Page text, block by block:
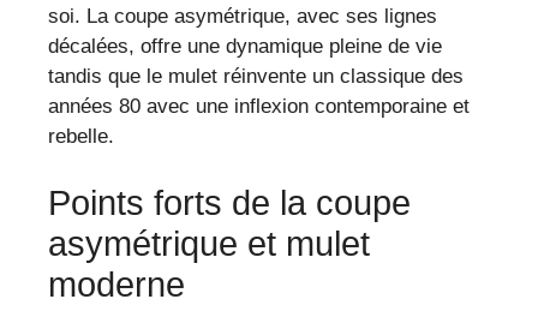
soi. La coupe asymétrique, avec ses lignes
décalées, offre une dynamique pleine de vie
tandis que le mulet réinvente un classique des
années 80 avec une inflexion contemporaine et
rebelle.
Points forts de la coupe
asymétrique et mulet
moderne